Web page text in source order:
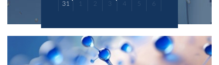
31 1 2 3 4 5 6